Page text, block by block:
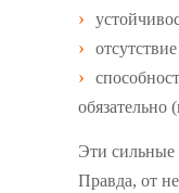
обязательно
Эти сильные
Правда, от